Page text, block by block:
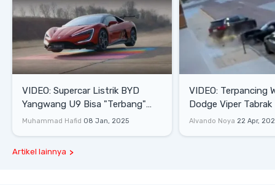
VIDEO: Supercar Listrik BYD
Yangwang U9 Bisa "Terbang"
Lewati Rintangan
Muhammad Hafid 08 Jan, 2025
VIDEO: Terpancing
Dodge Viper Tabrak
Saat Burnout
Alvando Noya 22 Apr,
Artikel lainnya